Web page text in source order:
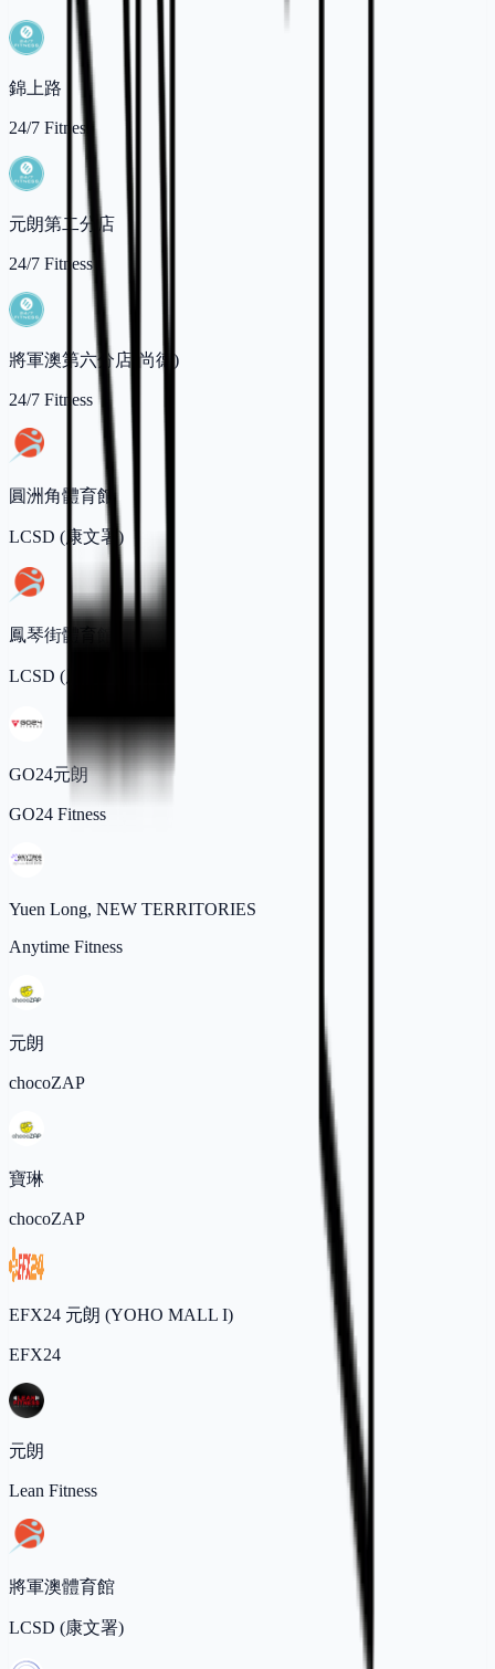
錦上路
24/7 Fitness
元朗第二分店
24/7 Fitness
將軍澳第六分店(尚德)
24/7 Fitness
圓洲角體育館
LCSD (康文署)
鳳琴街體育館
LCSD (康文署)
GO24元朗
GO24 Fitness
Yuen Long, NEW TERRITORIES
Anytime Fitness
元朗
chocoZAP
寶琳
chocoZAP
EFX24 元朗 (YOHO MALL I)
EFX24
元朗
Lean Fitness
將軍澳體育館
LCSD (康文署)